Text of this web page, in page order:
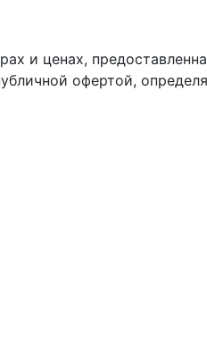
и ценах,
офертой,